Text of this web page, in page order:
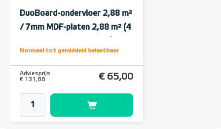
DuoBoard-ondervloer 2,88 m²
/ 7mm MDF-platen 2,88 m² (4
Normaal tot gemiddeld belastbaar
Adviesprijs
€ 131,88
€ 65,00